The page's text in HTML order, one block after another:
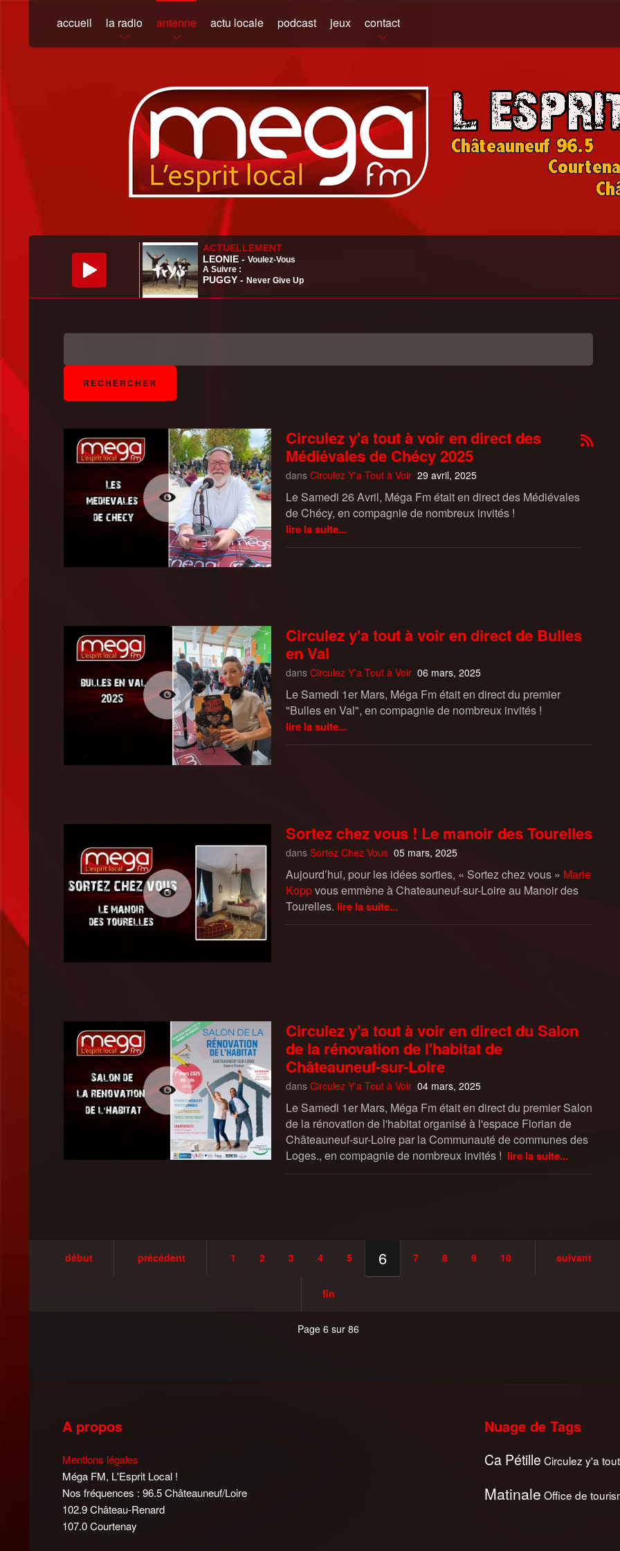
accueil la radio antenne actu locale podcast jeux contact
Circulez y'a tout à voir en direct des
Médiévales de Chécy 2025
dans Circulez Y'a Tout à Voir 29 avril, 2025
Le Samedi 26 Avril, Méga Fm était en direct des Médiévales
de Chécy, en compagnie de nombreux invités !
lire la suite...
Circulez y'a tout à voir en direct de Bulles
en Val
dans Circulez Y'a Tout à Voir 06 mars, 2025
Le Samedi 1er Mars, Méga Fm était en direct du premier
"Bulles en Val", en compagnie de nombreux invités !
lire la suite...
Sortez chez vous ! Le manoir des Tourelles
dans Sortez Chez Vous 05 mars, 2025
Aujourd’hui, pour les idées sorties, « Sortez chez vous » Marie
Koppvous emmène à Chateauneuf-sur-Loire au Manoir des
Tourelles. lire la suite...
Circulez y'a tout à voir en direct du Salon
de la rénovation de l'habitat de
Châteauneuf-sur-Loire
dans Circulez Y'a Tout à Voir 04 mars, 2025
Le Samedi 1er Mars, Méga Fm était en direct du premier Salon
de la rénovation de l'habitat organisé à l'espace Florian de
Châteauneuf-sur-Loire par la Communauté de communes des
Loges., en compagnie de nombreux invités ! lire la suite...
début précédent 1 2 3 4 5 6 7 8 9 10 suivant
fin
Page 6 sur 86
A propos
Mentions légales
Méga FM, L'Esprit Local !
Nos fréquences : 96.5 Châteauneuf/Loire
102.9 Château-Renard
107.0 Courtenay
Nuage de Tags
Ca Pétille Circulez y'a
Matinale Office de